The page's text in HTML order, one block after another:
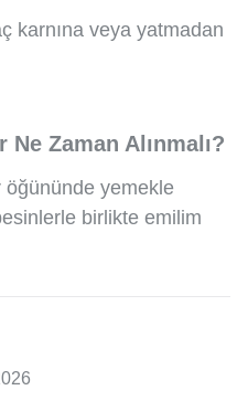
karnına veya yatmadan
Zaman Alınmalı?
yemekle
birlikte emilim